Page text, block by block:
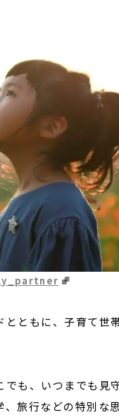
ともに、子育て世
も、いつまでも見
旅行などの特別な